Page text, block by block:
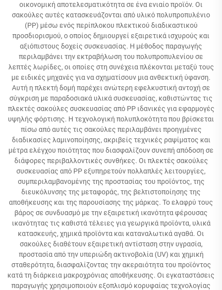
οικονομική αποτελεσματικότητα σε ένα ενιαίο προϊόν. Οι
σακούλες αυτές κατασκευάζονται από υλικό πολυπροπυλένιο
(PP) μέσω ενός περίπλοκου πλεκτικού διαδικαστικού
προσδιορισμού, ο οποίος δημιουργεί εξαιρετικά ισχυρούς και
αξιόπιστους δοχείς συσκευασίας. Η μέθοδος παραγωγής
περιλαμβάνει την εκτραβήλωση του πολυπροπυλενίου σε
λεπτές λωρίδες, οι οποίες στη συνέχεια πλέκονται μεταξύ τους
με ειδικές μηχανές για να σχηματίσουν μια ανθεκτική ύφανση.
Αυτή η πλεκτή δομή παρέχει ανώτερη εφελκυστική αντοχή σε
σύγκριση με παραδοσιακά υλικά συσκευασίας, καθιστώντας τις
πλεκτές σακούλες συσκευασίας από PP ιδανικές για εφαρμογές
υψηλής φόρτισης. Η τεχνολογική πολυπλοκότητα που βρίσκεται
πίσω από αυτές τις σακούλες περιλαμβάνει προηγμένες
διαδικασίες λαμινοποίησης, ακριβείς τεχνικές ραψίματος και
μέτρα ελέγχου ποιότητας που διασφαλίζουν συνεπή απόδοση σε
διάφορες περιβαλλοντικές συνθήκες. Οι πλεκτές σακούλες
συσκευασίας από PP εξυπηρετούν πολλαπλές λειτουργίες,
συμπεριλαμβανομένης της προστασίας του προϊόντος, της
διευκόλυνσης της μεταφοράς, της βελτιστοποίησης της
αποθήκευσης και της παρουσίασης της μάρκας. Το ελαφρύ τους
βάρος σε συνδυασμό με την εξαιρετική ικανότητα φέρουσας
ικανότητας τις καθιστά τέλειες για γεωργικά προϊόντα, υλικά
κατασκευής, χημικά προϊόντα και καταναλωτικά αγαθά. Οι
σακούλες διαθέτουν εξαιρετική αντίσταση στην υγρασία,
προστασία από την υπεριώδη ακτινοβολία (UV) και χημική
σταθερότητα, διασφαλίζοντας την ακεραιότητα του προϊόντος
κατά τη διάρκεια μακροχρόνιας αποθήκευσης. Οι εγκαταστάσεις
παραγωγής χρησιμοποιούν εξοπλισμό κορυφαίας τεχνολογίας